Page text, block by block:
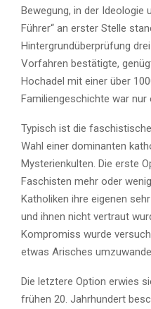
Bewegung, in der Ideologie
Führer“ an erster Stelle
Hintergrundüberprüfung
Vorfahren bestätigte,
Hochadel mit einer über
Familiengeschichte war nur
Typisch ist die
Wahl einer dominanten
Mysterienkulten. Die erste
Faschisten mehr oder
Katholiken ihre eigenen
und ihnen nicht vertraut
Kompromiss wurde
etwas Arisches
Die letztere Option erwies
frühen 20. Jahrhundert